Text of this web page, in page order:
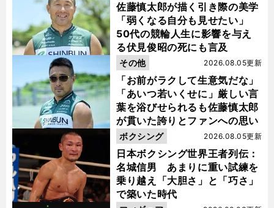
佐藤慎太郎が描く引き際の美学
「弱くなる自分も見せたい」
50代の競輪人生に影響を与え
る伏見俊昭の死にも言及
「お前がラクして生意気だな」
「あいつ若いくせに」厳しい言
葉を浴びせられるも佐藤慎太郎
が貫いた誇りとファンへの思い
2026.08.05更新
その他
日本ボクシング世界王者列伝：
名城信男 あまりに重い試練を
乗り越え「大胆さ」と「巧さ」
で築いた時代
2026.08.05更新
ボクシング